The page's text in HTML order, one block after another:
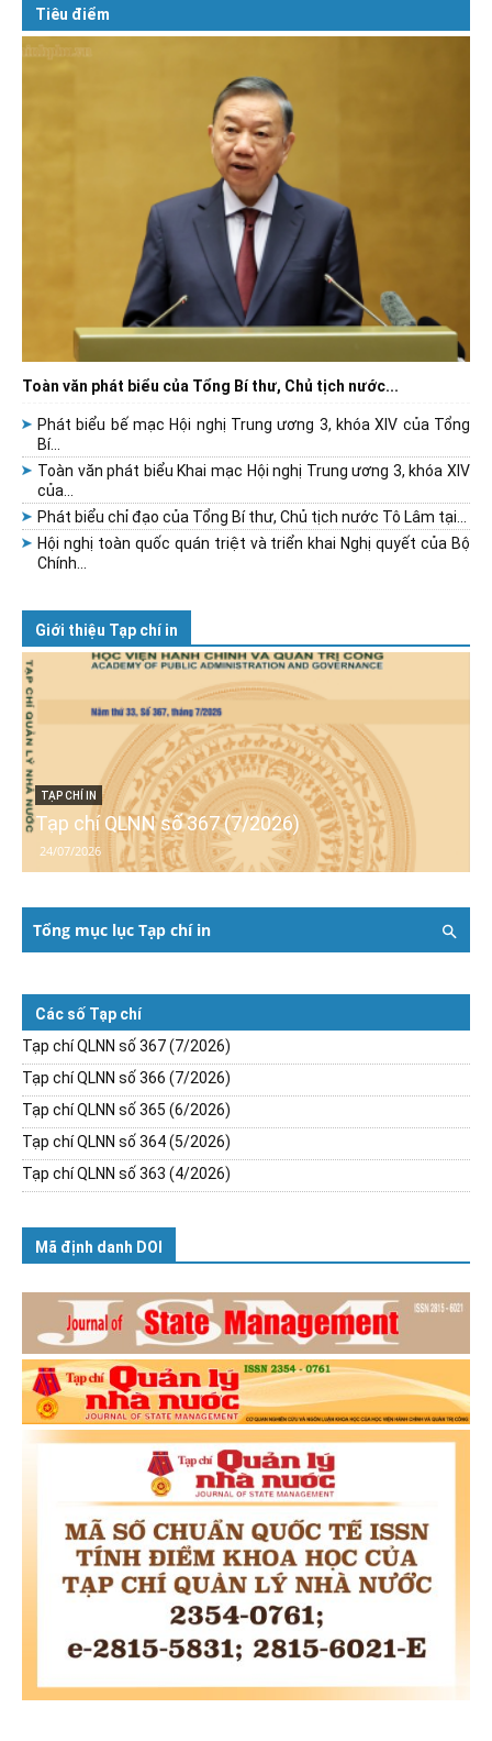
Tiêu điểm
Toàn văn phát biểu của Tổng Bí thư, Chủ tịch nước...
Phát biểu bế mạc Hội nghị Trung ương 3, khóa XIV của Tổng
Bí...
Toàn văn phát biểu Khai mạc Hội nghị Trung ương 3, khóa XIV
của...
Phát biểu chỉ đạo của Tổng Bí thư, Chủ tịch nước Tô Lâm tại...
Hội nghị toàn quốc quán triệt và triển khai Nghị quyết của Bộ
Chính...
Giới thiệu Tạp chí in
TẠP CHÍ IN
Tạp chí QLNN số 367 (7/2026)
24/07/2026
Tổng mục lục Tạp chí in
Các số Tạp chí
Tạp chí QLNN số 367 (7/2026)
Tạp chí QLNN số 366 (7/2026)
Tạp chí QLNN số 365 (6/2026)
Tạp chí QLNN số 364 (5/2026)
Tạp chí QLNN số 363 (4/2026)
Mã định danh DOI